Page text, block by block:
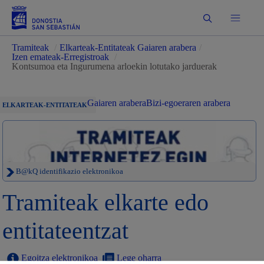
Bilatu
Tramiteak Elkarteak-Entitateak Gaiaren arabera
Izen emateak-Erregistroak
Kontsumoa eta Ingurumena arloekin lotutako jarduerak
ELKARTEAK-ENTITATEAKGaiaren araberaBizi-egoeraren arabera
B@kQ identifikazio elektronikoa
Tramiteak elkarte edo
entitateentzat
Egoitza elektronikoa Lege oharra